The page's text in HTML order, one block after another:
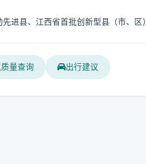
进县、江西省首批创新型县（市、区
量查询 出行建议